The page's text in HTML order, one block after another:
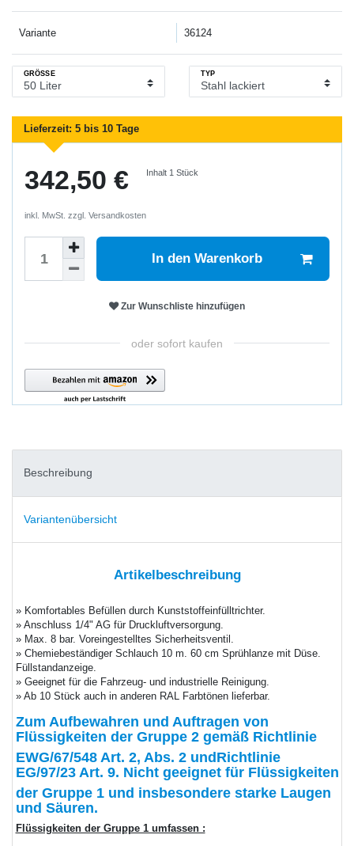
Variante 36124
GRÖSSE TYP
Lieferzeit: 5 bis 10 Tage
342,50 € Inhalt 1Stück
inkl. MwSt. zzgl. Versandkosten
In den Warenkorb
Zur Wunschliste hinzufügen
oder sofort kaufen
Beschreibung
Variantenübersicht
Artikelbeschreibung
» Komfortables Befüllen durch Kunststoffeinfülltrichter.
» Anschluss 1/4" AG für Druckluftversorgung.
» Max. 8 bar. Voreingestelltes Sicherheitsventil.
» Chemiebeständiger Schlauch 10 m. 60 cm Sprühlanze mit Düse.
Füllstandanzeige.
» Geeignet für die Fahrzeug- und industrielle Reinigung.
» Ab 10 Stück auch in anderen RAL Farbtönen lieferbar.
Zum Aufbewahren und Auftragen von
Flüssigkeiten der Gruppe 2 gemäß Richtlinie
EWG/67/548 Art. 2, Abs. 2 undRichtlinie
EG/97/23 Art. 9. Nicht geeignet für Flüssigkeiten
der Gruppe 1 und insbesondere starke Laugen
und Säuren.
Flüssigkeiten der Gruppe 1 umfassen :